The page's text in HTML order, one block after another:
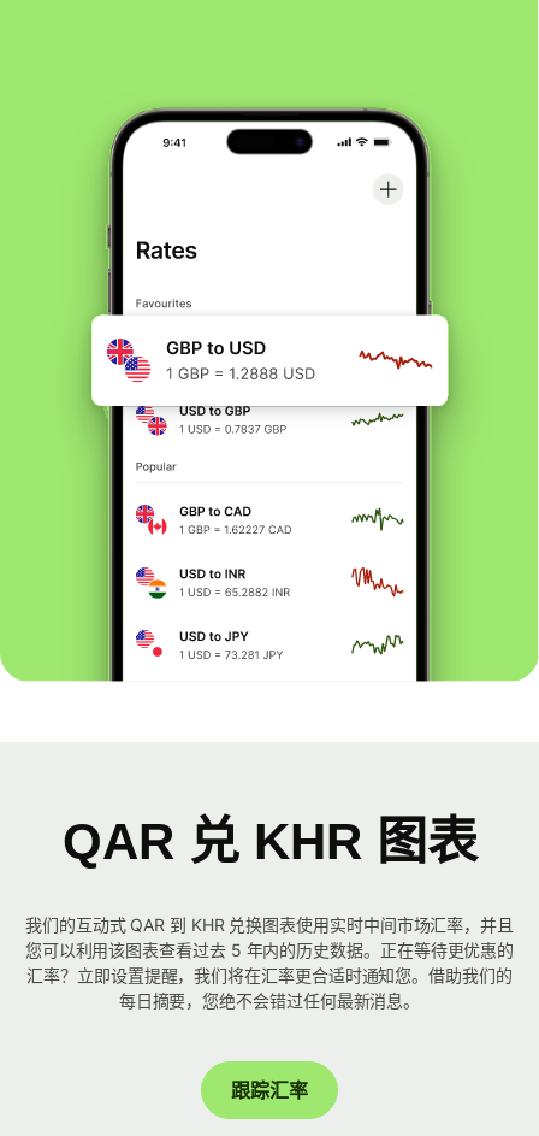
QAR 兑 KHR 图表
我们的互动式 QAR 到 KHR 兑换图表使用实时中间市场汇率，并且
您可以利用该图表查看过去 5 年内的历史数据。正在等待更优惠的
汇率？立即设置提醒，我们将在汇率更合适时通知您。借助我们的
每日摘要，您绝不会错过任何最新消息。
跟踪汇率